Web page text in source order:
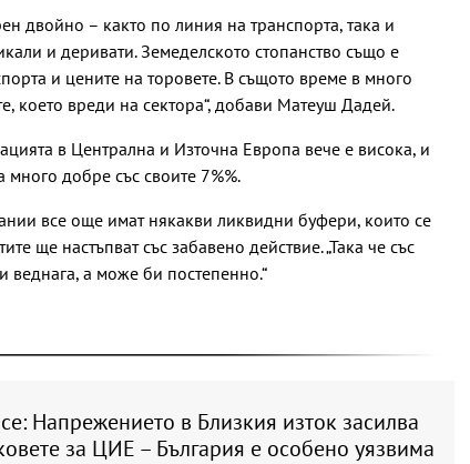
двойно – както по линия на транспорта, така и
и деривати. Земеделското стопанство също е
и цените на торовете. В същото време в много
което вреди на сектора“, добави Матеуш Дадей.
в Централна и Източна Европа вече е висока, и
много добре със своите 7%%.
все още имат някакви ликвидни буфери, които се
ще настъпват със забавено действие. „Така че със
веднага, а може би постепенно.“
Напрежението в Близкия изток засилва
за ЦИЕ – България е особено уязвима
да избере кои плажни
принадлежности да
наеме
Почина бащата на Лео
Вучич: Украйна е
приятелска държава